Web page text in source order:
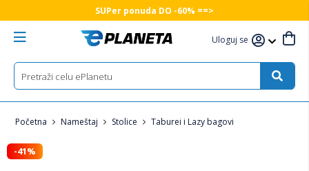
SUPer ponuda DO -60% ==>
Uloguj se
Početna Nameštaj Stolice Taburei i Lazy bagovi
-41%